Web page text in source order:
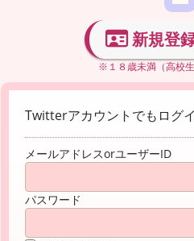
新規登
※１８歳未満（高校
Twitterアカウントでもログ
メールアドレスorユーザーID
パスワード